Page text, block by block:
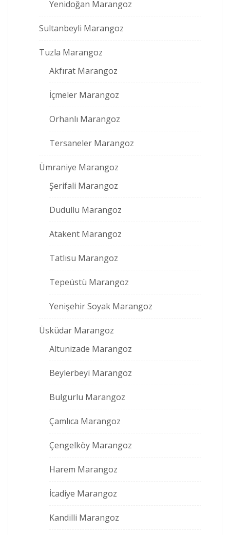
Yenidoğan Marangoz
Sultanbeyli Marangoz
Tuzla Marangoz
Akfırat Marangoz
İçmeler Marangoz
Orhanlı Marangoz
Tersaneler Marangoz
Ümraniye Marangoz
Şerifali Marangoz
Dudullu Marangoz
Atakent Marangoz
Tatlısu Marangoz
Tepeüstü Marangoz
Yenişehir Soyak Marangoz
Üsküdar Marangoz
Altunizade Marangoz
Beylerbeyi Marangoz
Bulgurlu Marangoz
Çamlıca Marangoz
Çengelköy Marangoz
Harem Marangoz
İcadiye Marangoz
Kandilli Marangoz